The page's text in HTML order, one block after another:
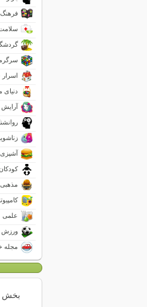
فرهنگ
اسرار
دنیای
آرایش
آشپزی
مذهبی
علمی
ورزش
مجله
بخش